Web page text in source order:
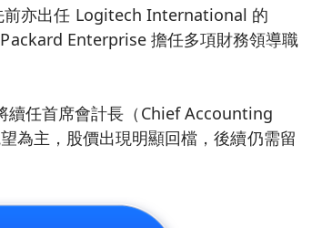
前亦出任 Logitech International 的
Enterprise 擔任多項財務領導職
續任首席會計長（Chief Accounting
為主，股價出現明顯回檔，後續仍需留